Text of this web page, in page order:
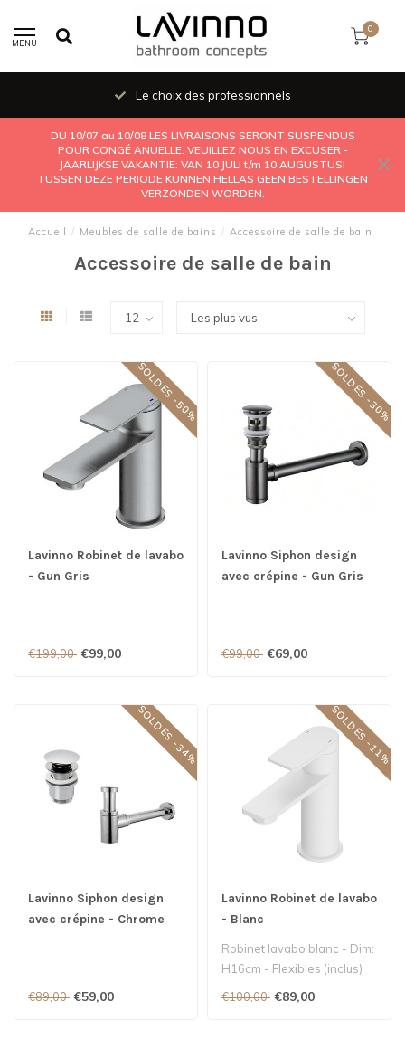
MENU
0
Le choix des professionnels
DU 10/07 au 10/08 LES LIVRAISONS SERONT SUSPENDUS
POUR CONGÉ ANUELLE. VEUILLEZ NOUS EN EXCUSER -
JAARLIJKSE VAKANTIE: VAN 10 JULI t/m 10 AUGUSTUS!
TUSSEN DEZE PERIODE KUNNEN HELLAS GEEN BESTELLINGEN
VERZONDEN WORDEN.
Accueil / Meubles de salle de bains / Accessoire de salle de bain
Accessoire de salle de bain
SOLDES -50%
Lavinno Robinet de lavabo
- Gun Gris
€199,00 €99,00
SOLDES -30%
Lavinno Siphon design
avec crépine - Gun Gris
€99,00 €69,00
SOLDES -34%
Lavinno Siphon design
avec crépine - Chrome
€89,00 €59,00
SOLDES -11%
Lavinno Robinet de lavabo
- Blanc
Robinet lavabo blanc - Dim:
H16cm - Flexibles (inclus)
€100,00 €89,00